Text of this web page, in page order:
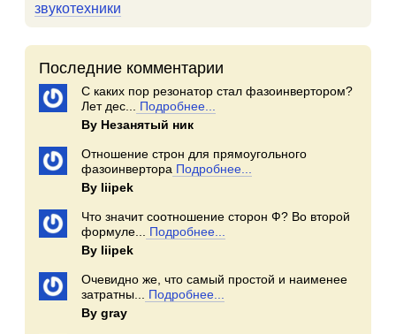
звукотехники
Последние комментарии
С каких пор резонатор стал фазоинвертором?
Лет дес...
Подробнее...
By Незанятый ник
Отношение строн для прямоугольного
фазоинвертора Подробнее...
By Iiipek
Что значит соотношение сторон Ф? Во второй
формуле...
Подробнее...
By Iiipek
Очевидно же, что самый простой и наименее
затратны...
Подробнее...
By gray